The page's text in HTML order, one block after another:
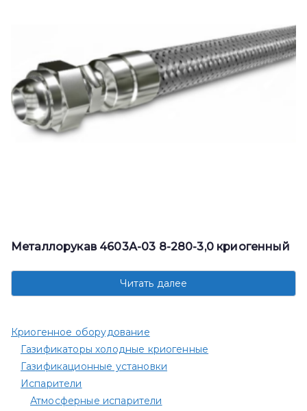
Металлорукав 4603А-03 8-280-3,0 криогенный
Читать далее
Криогенное оборудование
Газификаторы холодные криогенные
Газификационные установки
Испарители
Атмосферные испарители